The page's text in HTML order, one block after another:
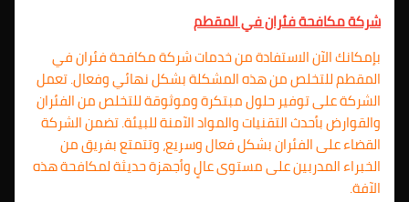
شركة مكافحة فئران في المقطم
بإمكانك الآن الاستفادة من خدمات شركة مكافحة فئران في
المقطم للتخلص من هذه المشكلة بشكل نهائي وفعال. تعمل
الشركة على توفير حلول مبتكرة وموثوقة للتخلص من الفئران
والقوارض بأحدث التقنيات والمواد الآمنة للبيئة. تضمن الشركة
القضاء على الفئران بشكل فعال وسريع، وتتمتع بفريق من
الخبراء المدربين على مستوى عالٍ وأجهزة حديثة لمكافحة هذه
الآفة.